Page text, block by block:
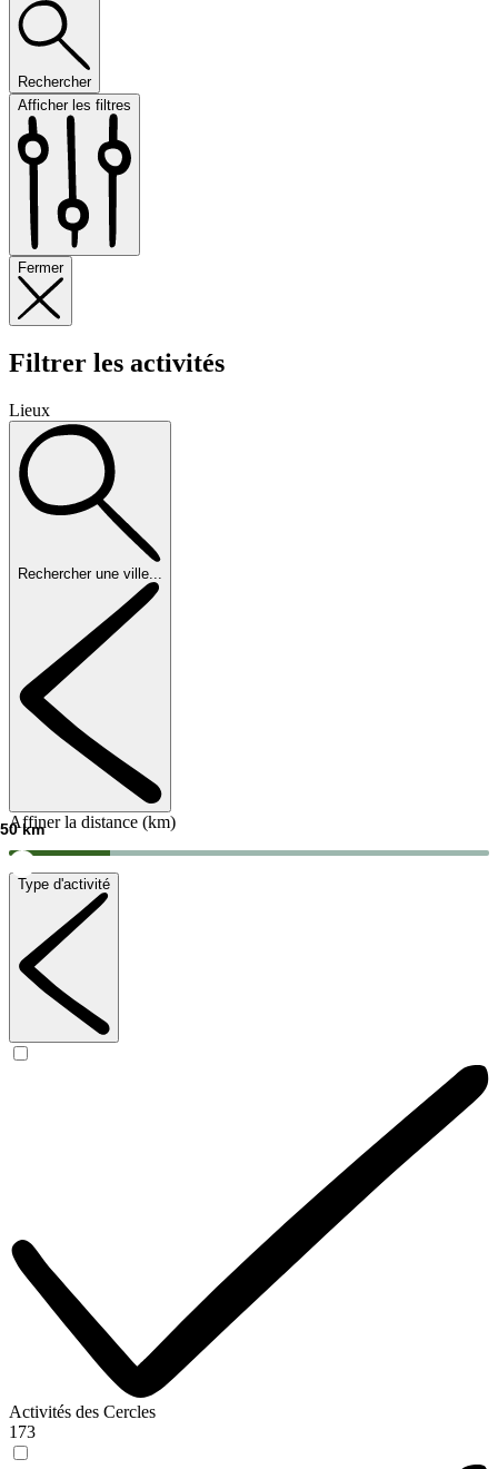
Rechercher
Afficher les filtres
Fermer
Filtrer les activités
Lieux
Rechercher une ville...
Affiner la distance (km)
50km
Type d'activité
Activités des Cercles
173